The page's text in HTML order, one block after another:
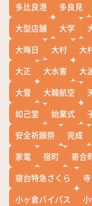
多比良港
多良見
大型店舗
大学
大晦日
大村 大
大正
大水害 大
大雪
大韓航空
如己堂
始業式
安全祈願祭
完成
家電
宿町 寄合
寝台特急さくら
寺
小ヶ倉バイパス